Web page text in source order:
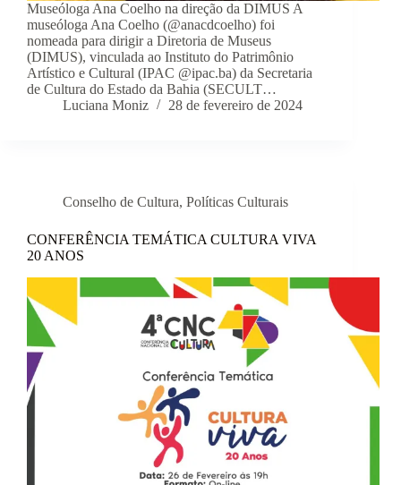
Museóloga Ana Coelho na direção da DIMUS A
museóloga Ana Coelho (@anacdcoelho) foi
nomeada para dirigir a Diretoria de Museus
(DIMUS), vinculada ao Instituto do Patrimônio
Artístico e Cultural (IPAC @ipac.ba) da Secretaria
de Cultura do Estado da Bahia (SECULT…
Luciana Moniz
28 de fevereiro de 2024
Conselho de Cultura, Políticas Culturais
CONFERÊNCIA TEMÁTICA CULTURA VIVA
20 ANOS